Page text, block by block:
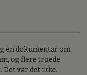
en dokumentar om
og flere troede
Det var det ikke.